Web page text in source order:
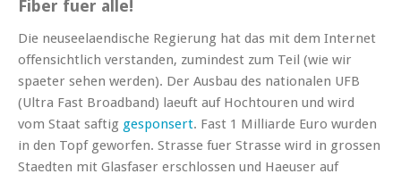
Fiber fuer alle!
Die neuseelaendische Regierung hat das mit dem Internet
offensichtlich verstanden, zumindest zum Teil (wie wir
spaeter sehen werden). Der Ausbau des nationalen UFB
(Ultra Fast Broadband) laeuft auf Hochtouren und wird
vom Staat saftig gesponsert. Fast 1 Milliarde Euro wurden
in den Topf geworfen. Strasse fuer Strasse wird in grossen
Staedten mit Glasfaser erschlossen und Haeuser auf